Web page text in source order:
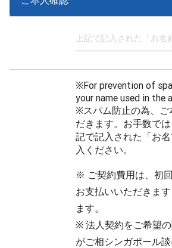
※For prevention of
your name used in the
※スパム防止の為、ご
だきます。お手数で
記で記入された「お
入ください。
※ ご契約費用は、初
お支払いいただきま
ます。
※ 法人契約をご希望
がご相シンガポール談